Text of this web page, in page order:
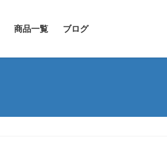
商品一覧 ブログ